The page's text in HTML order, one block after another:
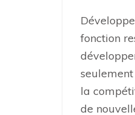
fonction
la
de